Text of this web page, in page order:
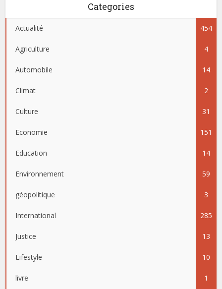
Categories
Actualité 454
Agriculture 4
Automobile 14
Climat 2
Culture 31
Economie 151
Education 14
Environnement 59
géopolitique 3
International 285
Justice 13
Lifestyle 10
livre 1